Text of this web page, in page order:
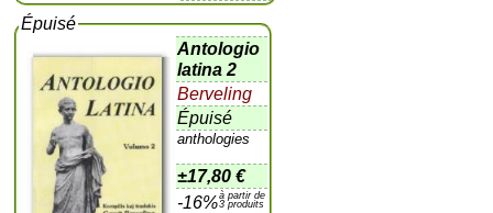
Épuisé
Antologio
latina 2
Berveling
Épuisé
anthologies
±17,80 €
-16%à partir de
3 produits